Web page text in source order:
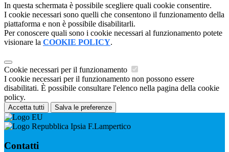
In questa schermata è possibile scegliere quali cookie consentire.
I cookie necessari sono quelli che consentono il funzionamento della
piattaforma e non è possibile disabilitarli.
Per conoscere quali sono i cookie necessari al funzionamento potete
visionare la COOKIE POLICY.
Cookie necessari per il funzionamento
I cookie necessari per il funzionamento non possono essere
disabilitati. È possibile consultare l'elenco nella pagina della cookie
policy.
Accetta tutti Salva le preferenze
Ipsia F.Lampertico
Contatti